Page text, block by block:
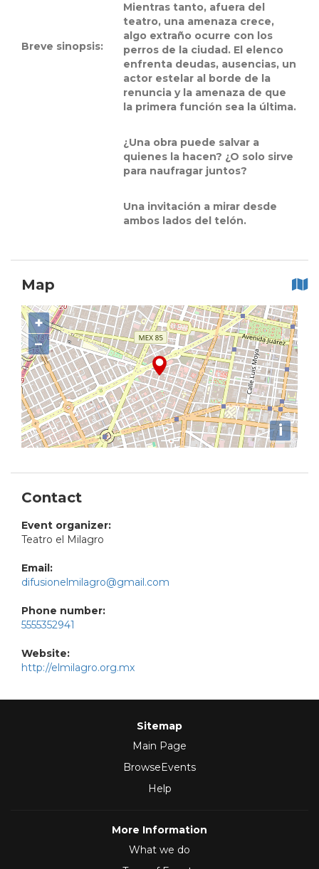
Breve sinopsis:
Mientras tanto, afuera del
teatro, una amenaza crece,
algo extraño ocurre con los
perros de la ciudad. El elenco
enfrenta deudas, ausencias, un
actor estelar al borde de la
renuncia y la amenaza de que
la primera función sea la última.
¿Una obra puede salvar a
quienes la hacen? ¿O solo sirve
para naufragar juntos?
Una invitación a mirar desde
ambos lados del telón.
Map
+
−
i
Contact
Event organizer:
Teatro el Milagro
Email:
difusionelmilagro@gmail.com
Phone number:
5555352941
Website:
http://elmilagro.org.mx
Sitemap
Main Page
BrowseEvents
Help
More Information
What we do